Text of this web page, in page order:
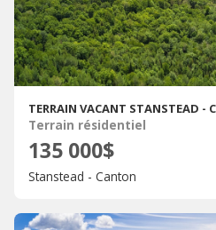
TERRAIN VACANT STANSTEAD -
Terrain résidentiel
135 000$
Stanstead - Canton